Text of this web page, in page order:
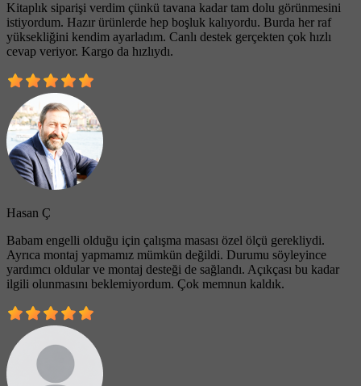
Kitaplık siparişi verdim çünkü tavana kadar tam dolu görünmesini
istiyordum. Hazır ürünlerde hep boşluk kalıyordu. Burda her raf
yüksekliğini kendim ayarladım. Canlı destek gerçekten çok hızlı
cevap veriyor. Kargo da hızlıydı.
Hasan Ç
Babam engelli olduğu için çalışma masası özel ölçü gerekliydi.
Ayrıca montaj yapmamız mümkün değildi. Durumu söyleyince
yardımcı oldular ve montaj desteği de sağlandı. Açıkçası bu kadar
ilgili olunmasını beklemiyordum. Çok memnun kaldık.